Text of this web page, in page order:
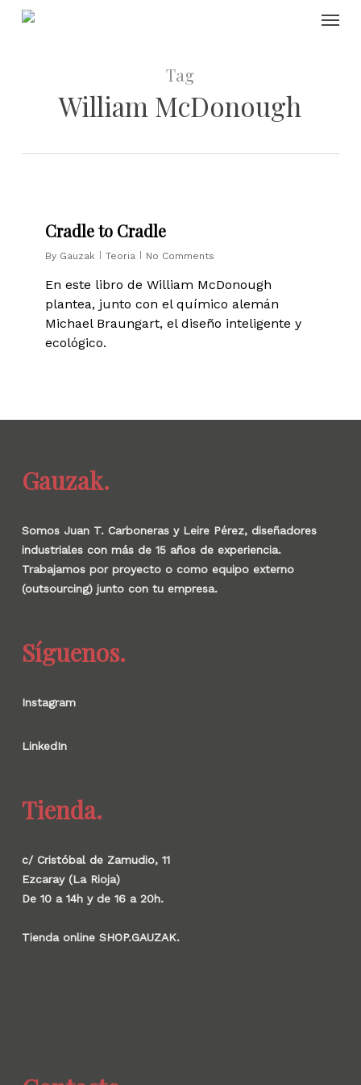
Skip
Tag
William McDonough
Cradle to Cradle
By Gauzak Teoria No Comments
En este libro de William McDonough
plantea, junto con el químico alemán
Michael Braungart, el diseño inteligente y
ecológico.
Gauzak.
Somos Juan T. Carboneras y Leire Pérez, diseñadores
industriales con más de 15 años de experiencia.
Trabajamos por proyecto o como equipo externo
(outsourcing) junto con tu empresa.
Síguenos.
Instagram
LinkedIn
Tienda.
c/ Cristóbal de Zamudio, 11
Ezcaray (La Rioja)
De 10 a 14h y de 16 a 20h.
Tienda online SHOP.GAUZAK.